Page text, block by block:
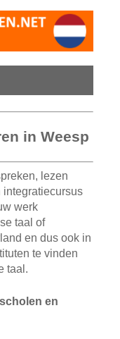
in Weesp
lezen
integratiecursus
werk
taal of
en dus ook in
te vinden
taal.
en